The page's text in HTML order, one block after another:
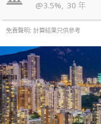
@3.5%, 30 年
免責聲明: 計算結果只供參考